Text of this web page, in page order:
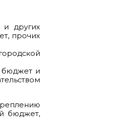
и других
прочих
бюджет и
бюджет,